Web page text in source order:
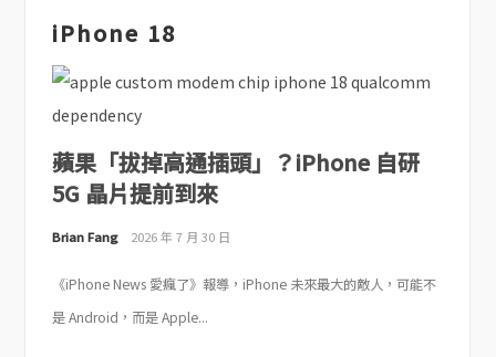
iPhone 18
蘋果「拔掉高通插頭」？iPhone 自研
5G 晶片提前到來
Brian Fang 2026 年 7 月 30 日
《iPhone News 愛瘋了》報導，iPhone 未來最大的敵人，可能不
是 Android，而是 Apple...